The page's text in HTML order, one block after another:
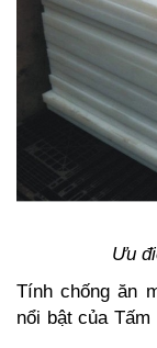
Ưu
Tính chống ăn
nổi bật của